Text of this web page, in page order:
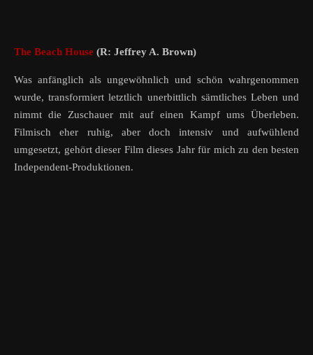
The Beach House (R: Jeffrey A. Brown)
Was anfänglich als ungewöhnlich und schön wahrgenommen
wurde, transformiert letztlich unerbittlich sämtliches Leben und
nimmt die Zuschauer mit auf einen Kampf ums Überleben.
Filmisch eher ruhig, aber doch intensiv und aufwühlend
umgesetzt, gehört dieser Film dieses Jahr für mich zu den besten
Independent-Produktionen.